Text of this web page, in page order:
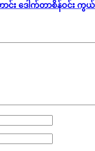
ောင်း ဒေါက်တာစိန်ဝင်